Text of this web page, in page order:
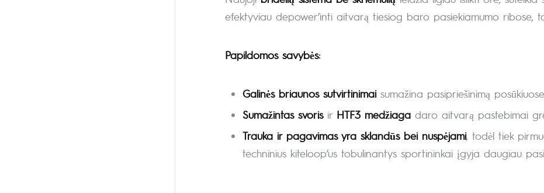
efektyviau depower’inti aitvarą tiesiog baro pasiekiamumo ribose,
Papildomos savybės:
Galinės briaunos sutvirtinimaisumažina pasipriešinimą posūkiuose.
Sumažintas svorisir HTF3 medžiaga daro aitvarą pastebimai
Trauka ir pagavimas yra sklandūs bei nuspėjami, todėl tiek
techninius kiteloop’us tobulinantys sportininkai įgyja daugiau